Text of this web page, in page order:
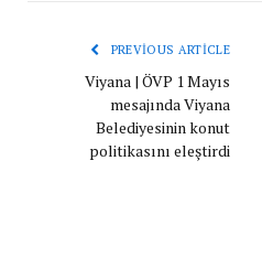
PREVIOUS ARTICLE
Viyana | ÖVP 1 Mayıs
mesajında Viyana
Belediyesinin konut
politikasını eleştirdi